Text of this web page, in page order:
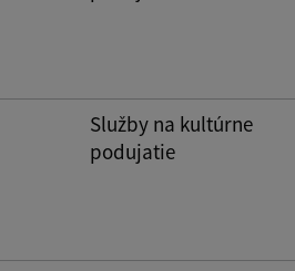
Služby na kultúrne
podujatie